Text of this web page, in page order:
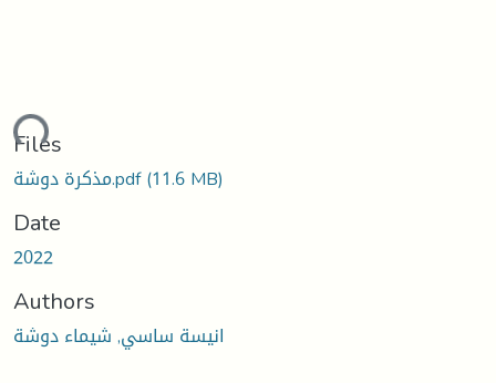
Files
مذكرة دوشة.pdf(11.6 MB)
Date
2022
Authors
انيسة ساسي, شيماء دوشة